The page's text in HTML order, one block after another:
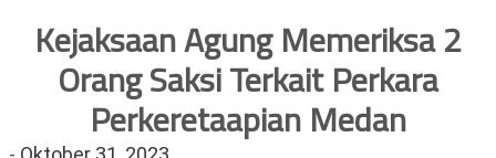
Literasi Melalui LASKAR JODA, Usung Filosofi Gelar Sehelai
Ambulance Dari Berbagai Daerah Padati Kota Wisata Batu
Hadirkan Tujuh Sapta Pesona Wisata di Amfiteater, Mikutopia
Buka Rekrutmen Karyawan,Berikut Kualifikasinya
Kejaksaan Agung Memeriksa 2
Orang Saksi Terkait Perkara
Perkeretaapian Medan